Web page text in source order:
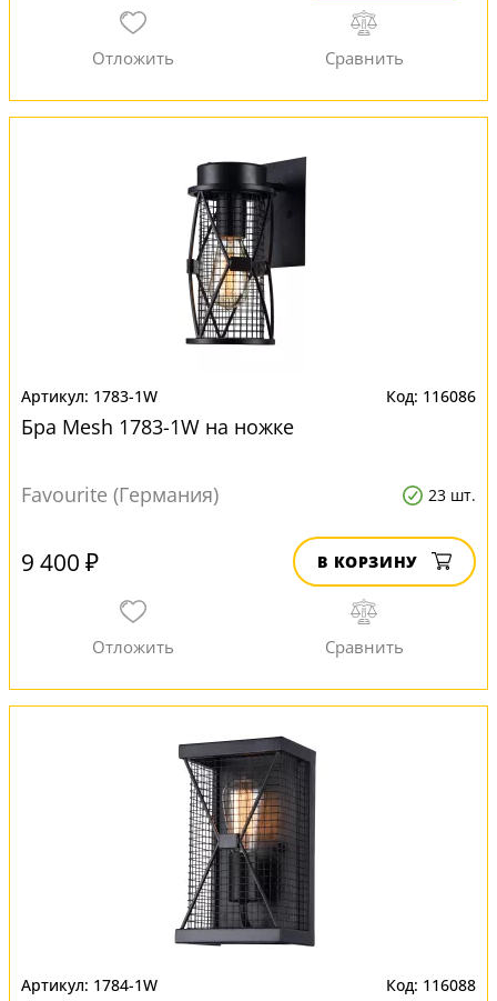
1783-1W 116086
Бра Mesh 1783-1W на ножке
Favourite (Германия) 23 шт.
9 400 ₽ В КОРЗИНУ
1784-1W 116088